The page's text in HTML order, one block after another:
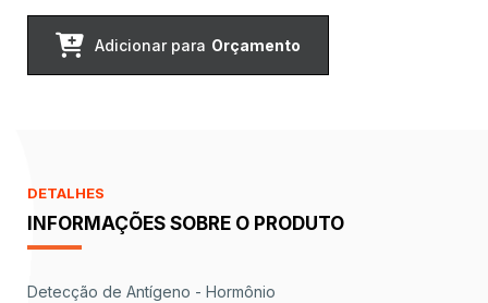
Adicionar para Orçamento
DETALHES
INFORMAÇÕES SOBRE O PRODUTO
Detecção de Antígeno - Hormônio